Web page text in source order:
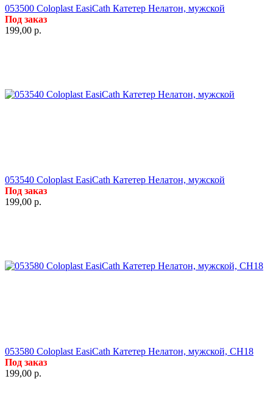
053500 Coloplast EasiCath Катетер Нелатон, мужской
Под заказ
199,00 р.
053540 Coloplast EasiCath Катетер Нелатон, мужской
Под заказ
199,00 р.
053580 Coloplast EasiCath Катетер Нелатон, мужской, CH18
Под заказ
199,00 р.